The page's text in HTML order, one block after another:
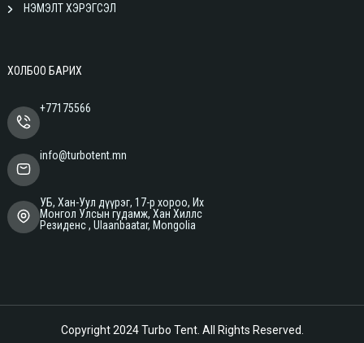
НЭМЭЛТ ХЭРЭГСЭЛ
ХОЛБОО БАРИХ
+77175566
info@turbotent.mn
УБ, Хан-Уул дүүрэг, 17-р хороо, Их
Монгол Улсын гудамж, Хан Хиллс
Резиденс , Ulaanbaatar, Mongolia
Copyright 2024Turbo Tent. All Rights Reserved.